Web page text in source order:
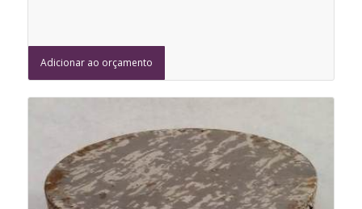
Adicionar ao orçamento